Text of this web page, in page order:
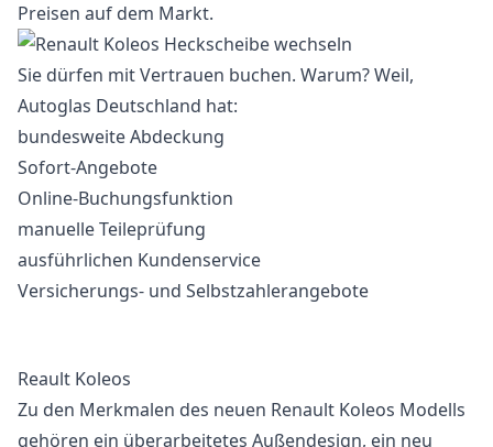
Preisen auf dem Markt.
Sie dürfen mit Vertrauen buchen. Warum? Weil,
Autoglas Deutschland hat:
bundesweite Abdeckung
Sofort-Angebote
Online-Buchungsfunktion
manuelle Teileprüfung
ausführlichen Kundenservice
Versicherungs- und Selbstzahlerangebote
Reault Koleos
Zu den Merkmalen des neuen Renault Koleos Modells
gehören ein überarbeitetes Außendesign, ein neu